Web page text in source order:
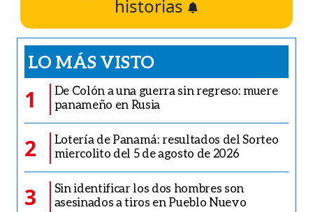
historias
LO MÁS VISTO
1
De Colón a una guerra sin regreso: muere
panameño en Rusia
2
Lotería de Panamá: resultados del Sorteo
miercolito del 5 de agosto de 2026
3
Sin identificar los dos hombres son
asesinados a tiros en Pueblo Nuevo